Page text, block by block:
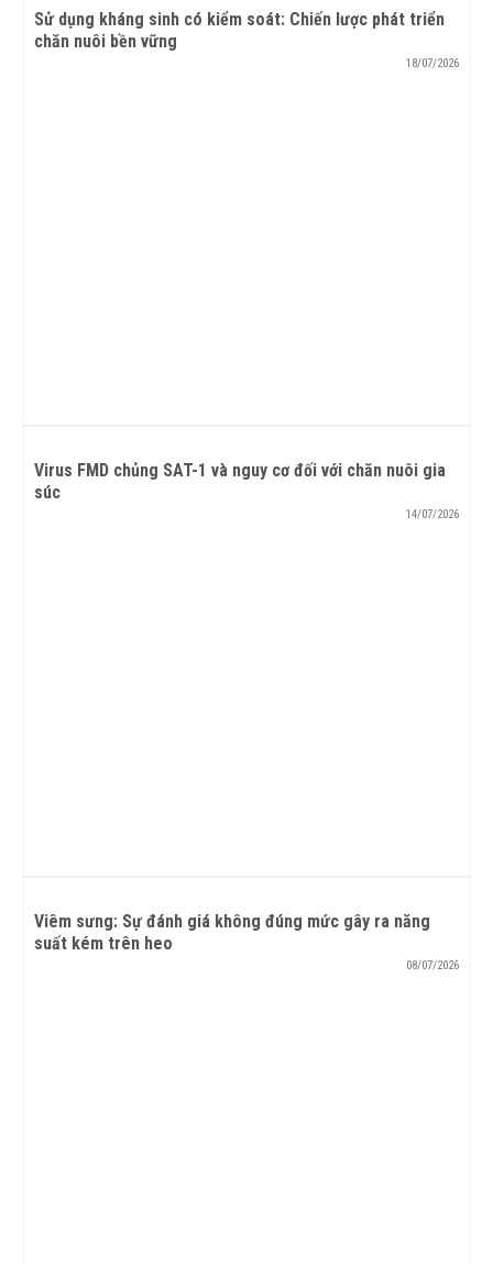
Sử dụng kháng sinh có kiểm soát: Chiến lược phát triển
chăn nuôi bền vững
18/07/2026
Virus FMD chủng SAT-1 và nguy cơ đối với chăn nuôi gia
súc
14/07/2026
Viêm sưng: Sự đánh giá không đúng mức gây ra năng
suất kém trên heo
08/07/2026